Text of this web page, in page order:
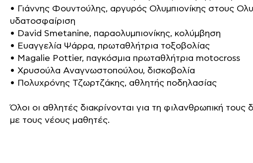
• Γιάννης Φουντούλης, αργυρός Ολυμπιονίκης στους
υδατοσφαίριση
• David Smetanine, παραολυμπιονίκης, κολύμβηση
• Ευαγγελία Ψάρρα, πρωταθλήτρια τοξοβολίας
• Magalie Pottier, παγκόσμια πρωταθλήτρια motocross
• Χρυσούλα Αναγνωστοπούλου, δισκοβολία
• Πολυχρόνης Τζωρτζάκης, αθλητής ποδηλασίας
Όλοι οι αθλητές διακρίνονται για τη φιλανθρωπική
με τους νέους μαθητές.